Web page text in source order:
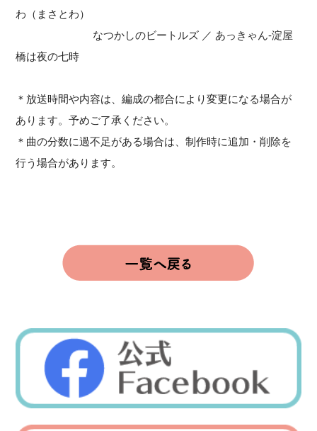
わ（まさとわ）
なつかしのビートルズ ／ あっきゃん-淀屋
橋は夜の七時
＊放送時間や内容は、編成の都合により変更になる場合が
あります。予めご了承ください。
＊曲の分数に過不足がある場合は、制作時に追加・削除を
行う場合があります。